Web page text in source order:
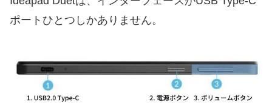
ポートひとつしかありません。